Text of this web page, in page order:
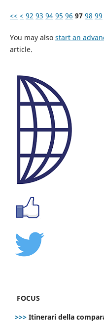
<< < 92 93 94 95 96 97 98 99
You may also start an
article.
FOCUS
>>> Itinerari della